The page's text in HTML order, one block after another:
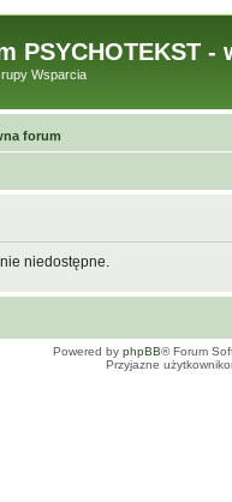
PSYCHOTEKST
Wsparcia
forum
niedostępne.
Powered by phpBB® Forum
Przyjazne